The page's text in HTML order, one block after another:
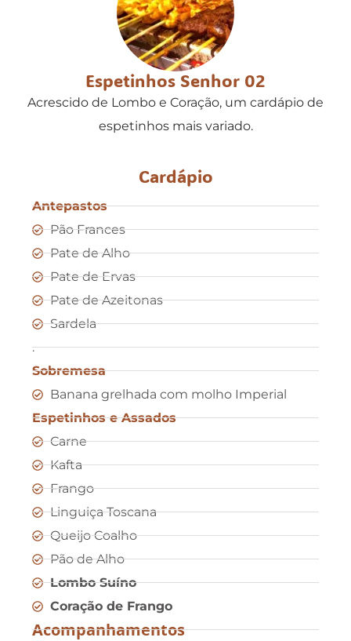
Espetinhos Senhor 02
Acrescido de Lombo e Coração, um cardápio de
espetinhos mais variado.
Cardápio
Antepastos
Pão Frances
Pate de Alho
Pate de Ervas
Pate de Azeitonas
Sardela
.
Sobremesa
Banana grelhada com molho Imperial
Espetinhos e Assados
Carne
Kafta
Frango
Linguiça Toscana
Queijo Coalho
Pão de Alho
Lombo Suíno
Coração de Frango
Acompanhamentos